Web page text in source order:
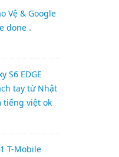
Vệ & Google
done .
S6 EDGE
tay từ Nhật
tiếng việt ok
T-Mobile